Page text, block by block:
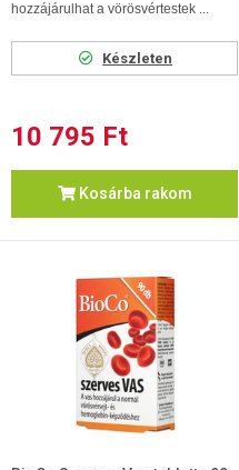
hozzájárulhat a vörösvértestek ...
Készleten
10 795 Ft
Kosárba rakom